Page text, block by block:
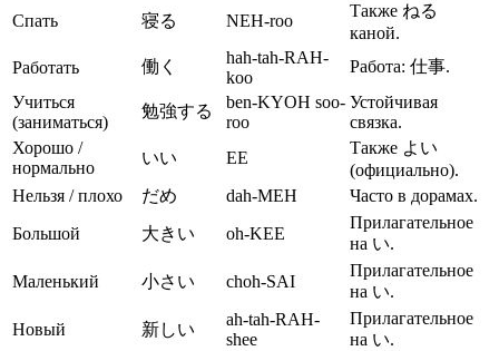
Спать
寝る NEH-roo
Также ねる
каной.
Работать
働く
hah-tah-RAH-
koo
Работа: 仕事.
Учиться
(заниматься)
勉強する
ben-KYOH soo-
roo
Устойчивая
связка.
Хорошо /
нормально
いい EE
Также よい
(официально).
Нельзя / плохо
だめ dah-MEH
Часто в дорамах.
Большой
大きい oh-KEE
Прилагательное
на い.
Маленький
小さい choh-SAI
Прилагательное
на い.
Новый
新しい
ah-tah-RAH-
shee
Прилагательное
на い.